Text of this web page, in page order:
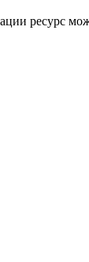
ресурс